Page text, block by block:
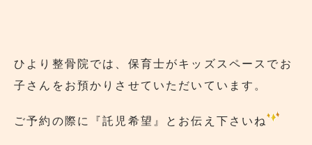
ひより整骨院では、保育士がキッズスペースでお
子さんをお預かりさせていただいています。
ご予約の際に『託児希望』とお伝え下さいね